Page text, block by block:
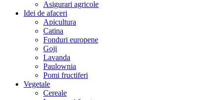
Asigurari agricole
Idei de afaceri
Apicultura
Catina
Fonduri europene
Goji
Lavanda
Paulownia
Pomi fructiferi
Vegetale
Cereale